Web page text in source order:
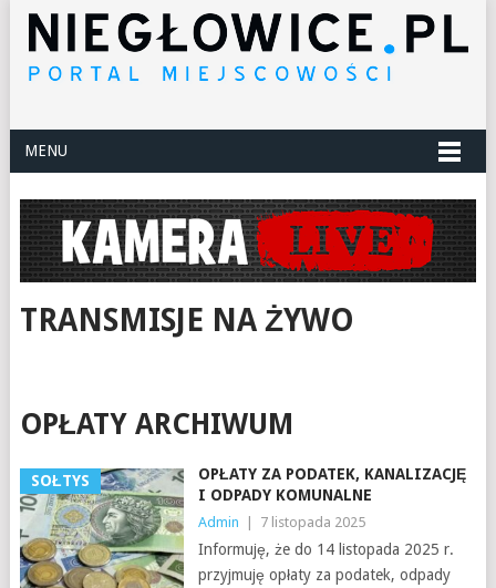
MENU
TRANSMISJE NA ŻYWO
OPŁATY ARCHIWUM
SOŁTYS
OPŁATY ZA PODATEK, KANALIZACJĘ
I ODPADY KOMUNALNE
Admin 7 listopada 2025
Informuję, że do 14 listopada 2025 r.
przyjmuję opłaty za podatek, odpady